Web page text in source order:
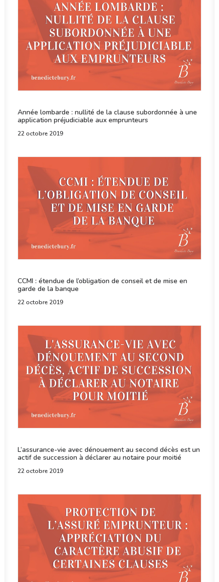
Année lombarde : nullité de la clause subordonnée à une
application préjudiciable aux emprunteurs
22 octobre 2019
CCMI : étendue de l’obligation de conseil et de mise en
garde de la banque
22 octobre 2019
L’assurance-vie avec dénouement au second décès est un
actif de succession à déclarer au notaire pour moitié
22 octobre 2019